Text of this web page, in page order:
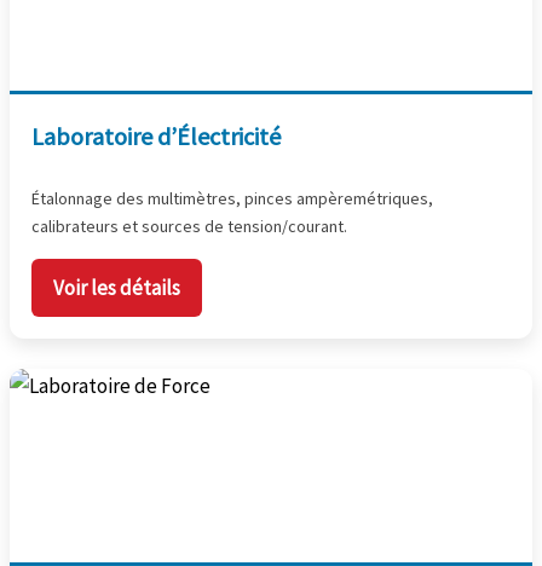
Laboratoire d’Électricité
Étalonnage des multimètres, pinces ampèremétriques,
calibrateurs et sources de tension/courant.
Voir les détails